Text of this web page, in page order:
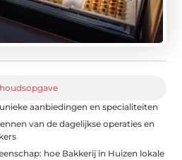
aanbiedingen en specialiteiten
van de dagelijkse operaties en
hoe Bakkerij in Huizen lokale